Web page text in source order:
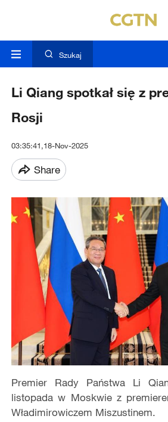
Szukaj
Li Qiang spotkał się z
Rosji
03:35:41,18-Nov-2025
Share
Premier Rady Państwa Li
listopada w Moskwie z
Władimirowiczem Miszustinem.